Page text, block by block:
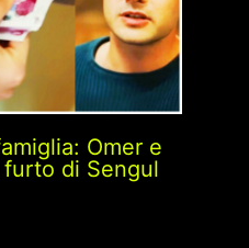
Omer e
di Sengul